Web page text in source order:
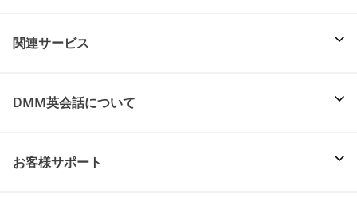
関連サービス
DMM英会話について
お客様サポート